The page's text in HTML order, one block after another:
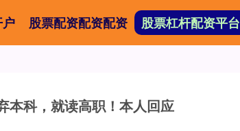
股票配资配资配资 股票杠杆配资平台
本科，就读高职！本人回应